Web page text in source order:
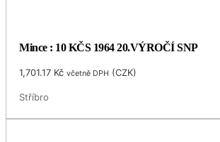
Mince : 10 KČS 1964 20.VÝROČÍ SNP
1,701.17 Kč včetně DPH (CZK)
Stříbro